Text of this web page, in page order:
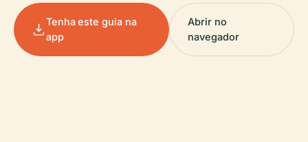
Tenha este guia na
app
Abrir no
navegador